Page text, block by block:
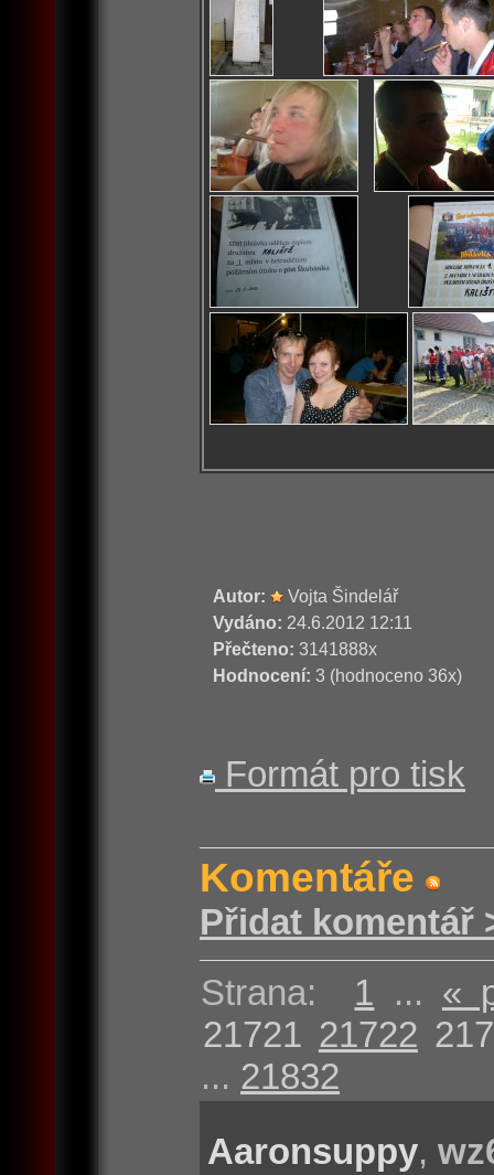
Autor:
Vojta Šindelář
Vydáno: 24.6.2012 12:11
Přečteno: 3141888x
Hodnocení: 3 (hodnoceno 36x)
Formát pro tisk
Komentáře
Přidat komentář
Strana: 1 ... «
21721 21722
... 21832
Aaronsuppy,